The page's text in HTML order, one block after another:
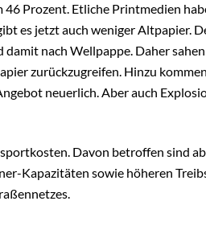
Prozent. Etliche Printmedien
es jetzt auch weniger Altpapier.
damit nach Wellpappe. Daher
zurückzugreifen. Hinzu
neuerlich. Aber auch
Davon betroffen sind
Kapazitäten sowie höheren